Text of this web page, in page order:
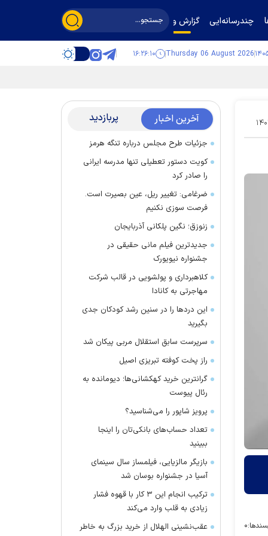
چندرسانه‌ایی گزارش و گفت‌وگو
Thursday 06 August 2026 ۱۶:۲۶:۱۱
۰۹
۰
آخرین اخبار پربازدید
جزئیات طرح مجلس درباره تنگه هرمز
کویت دستور تعطیلی تنها مدرسه ایرانی
را صادر کرد
ضرغامی: تغییر ریل، عین بصیرت است.
فرصت سوزی نکنیم
زنوزق؛ نگین پلکانی آذربایجان
جدیدترین فیلم مانی حقیقی در
جشنواره نیویورک
کلاهبرداری و پولشویی در قالب شرکت
مهاجرتی به کانادا
این درد‌ها را در سنین رشد کودکان جدی
بگیرید
سرپرست سابق استقلال مربی پیکان شد
راز پخت کوفته تبریزی اصیل
گرانترین خرید کهکشانی‌ها؛ دیومانده به
رئال پیوست
پرویز شاپور را می‌شناسید؟
تعداد حساب‌های بانکی‌تان را اینجا
ببینید
بازیگر مالزیایی، فیلمساز سال سینمای
آسیا در جشنواره بوسان شد
ترکیب انجام این ۳ کار با قهوه فشار
زیادی به قلب وارد می‌کند
عقب‌نشینی الهلال از خرید بزرگ به خاطر